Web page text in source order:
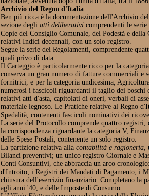
Archivio del Regno d'Italia
Ben più ricca è la documentazione dell'Archivio
sezione degli atti deliberativicomprendenti le
Copie del Consiglio Comunale, del Podestà e
relativi Indici decennali, con un solo registro.
Segue la serie dei Regolamenti, comprendente
quali privo di data.
Il Carteggio è particolarmente ricco per la
conserva un gran numero di fatture commerciali e
fornitrici, e per la categoria undicesima,
numerosi i fascicoli riguardanti il taglio dei boschi
relativi atti d'asta, capitolati di oneri, verbali di
materiale legnoso. Le Pratiche relative al Regno
Spedalità, contenenti fascicoli nominativi dei
La serie del Protocollo comprende quattro
la corrispondenza riguardante la categoria V,
delle Spese Postali, contenente un solo registro.
La partizione relativa alla contabilità e ragioneria,
Bilanci preventivi; un unico registro Giornale e
Conti Consuntivi, che abbraccia un arco
d'Introito; i Registri dei Mandati di Pagamento; i
chiusura dell'esercizio finanziario. Completano la
agli anni '40, e delle Imposte di Consumo.